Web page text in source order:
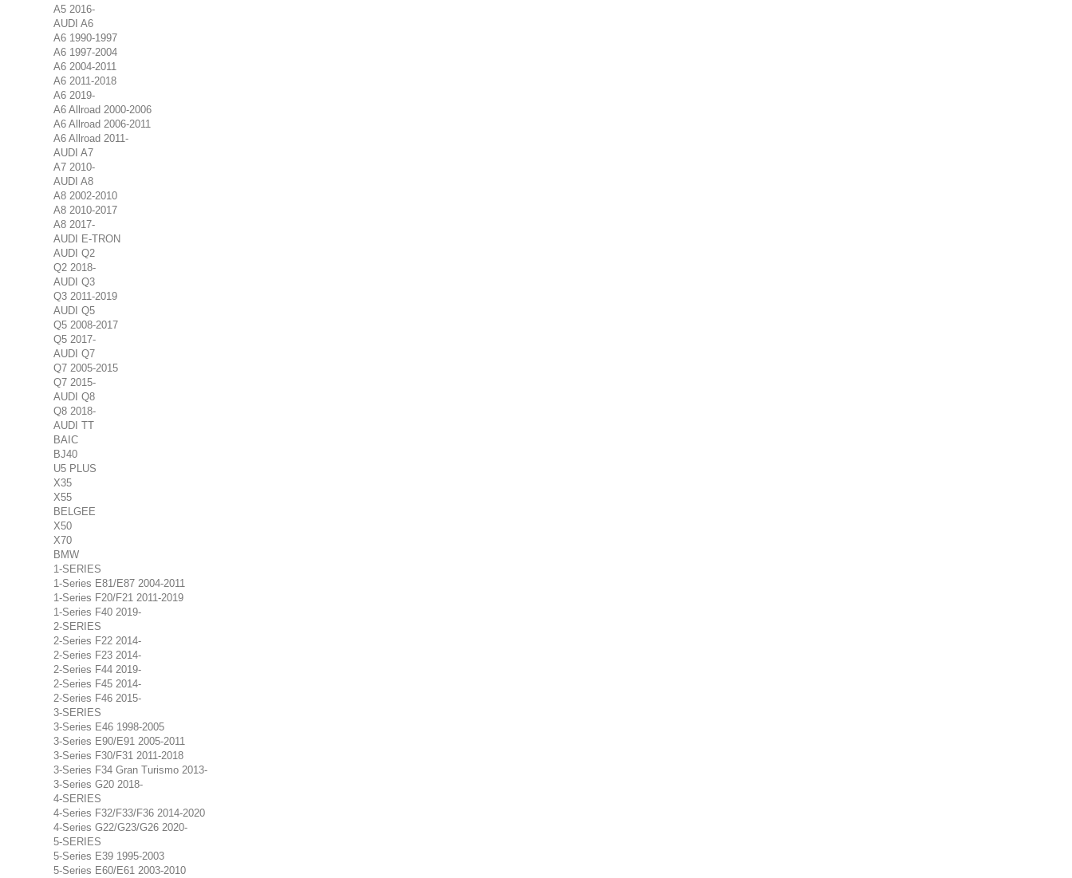
A5 2016-
AUDI A6
A6 1990-1997
A6 1997-2004
A6 2004-2011
A6 2011-2018
A6 2019-
A6 Allroad 2000-2006
A6 Allroad 2006-2011
A6 Allroad 2011-
AUDI A7
A7 2010-
AUDI A8
A8 2002-2010
A8 2010-2017
A8 2017-
AUDI E-TRON
AUDI Q2
Q2 2018-
AUDI Q3
Q3 2011-2019
AUDI Q5
Q5 2008-2017
Q5 2017-
AUDI Q7
Q7 2005-2015
Q7 2015-
AUDI Q8
Q8 2018-
AUDI TT
BAIC
BJ40
U5 PLUS
X35
X55
BELGEE
X50
X70
BMW
1-SERIES
1-Series E81/E87 2004-2011
1-Series F20/F21 2011-2019
1-Series F40 2019-
2-SERIES
2-Series F22 2014-
2-Series F23 2014-
2-Series F44 2019-
2-Series F45 2014-
2-Series F46 2015-
3-SERIES
3-Series E46 1998-2005
3-Series E90/E91 2005-2011
3-Series F30/F31 2011-2018
3-Series F34 Gran Turismo 2013-
3-Series G20 2018-
4-SERIES
4-Series F32/F33/F36 2014-2020
4-Series G22/G23/G26 2020-
5-SERIES
5-Series E39 1995-2003
5-Series E60/E61 2003-2010